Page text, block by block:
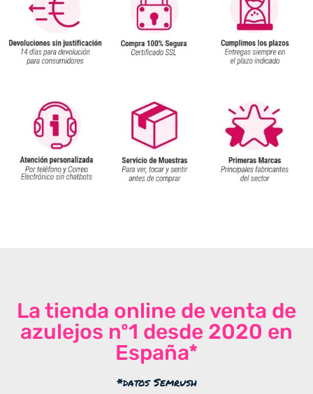
La tienda online de venta de
azulejos nº1 desde 2020 en
España*
*datos Semrush